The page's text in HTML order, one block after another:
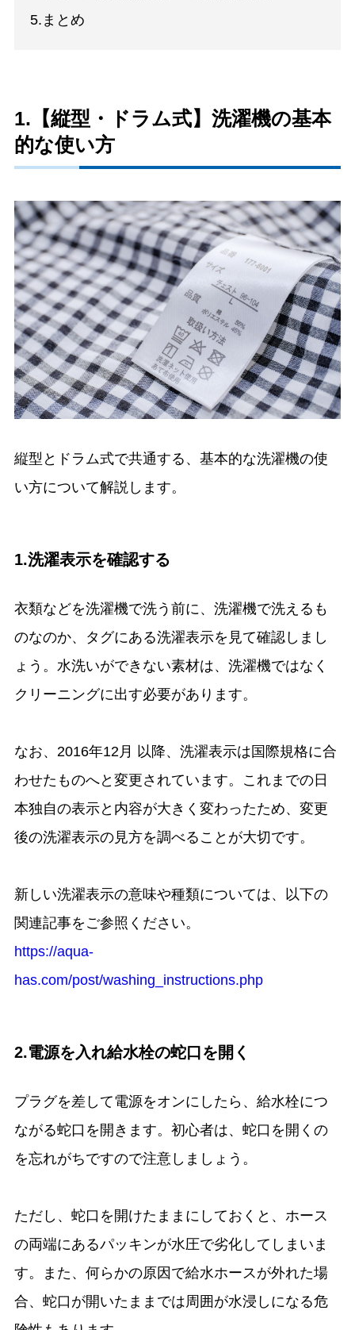
5.まとめ
1.【縦型・ドラム式】洗濯機の基本
的な使い方
縦型とドラム式で共通する、基本的な洗濯機の使
い方について解説します。
1.洗濯表示を確認する
衣類などを洗濯機で洗う前に、洗濯機で洗えるも
のなのか、タグにある洗濯表示を見て確認しまし
ょう。水洗いができない素材は、洗濯機ではなく
クリーニングに出す必要があります。
なお、2016年12月 以降、洗濯表示は国際規格に合
わせたものへと変更されています。これまでの日
本独自の表示と内容が大きく変わったため、変更
後の洗濯表示の見方を調べることが大切です。
新しい洗濯表示の意味や種類については、以下の
関連記事をご参照ください。
https://aqua-
has.com/post/washing_instructions.php
2.電源を入れ給水栓の蛇口を開く
プラグを差して電源をオンにしたら、給水栓につ
ながる蛇口を開きます。初心者は、蛇口を開くの
を忘れがちですので注意しましょう。
ただし、蛇口を開けたままにしておくと、ホース
の両端にあるパッキンが水圧で劣化してしまいま
す。また、何らかの原因で給水ホースが外れた場
合、蛇口が開いたままでは周囲が水浸しになる危